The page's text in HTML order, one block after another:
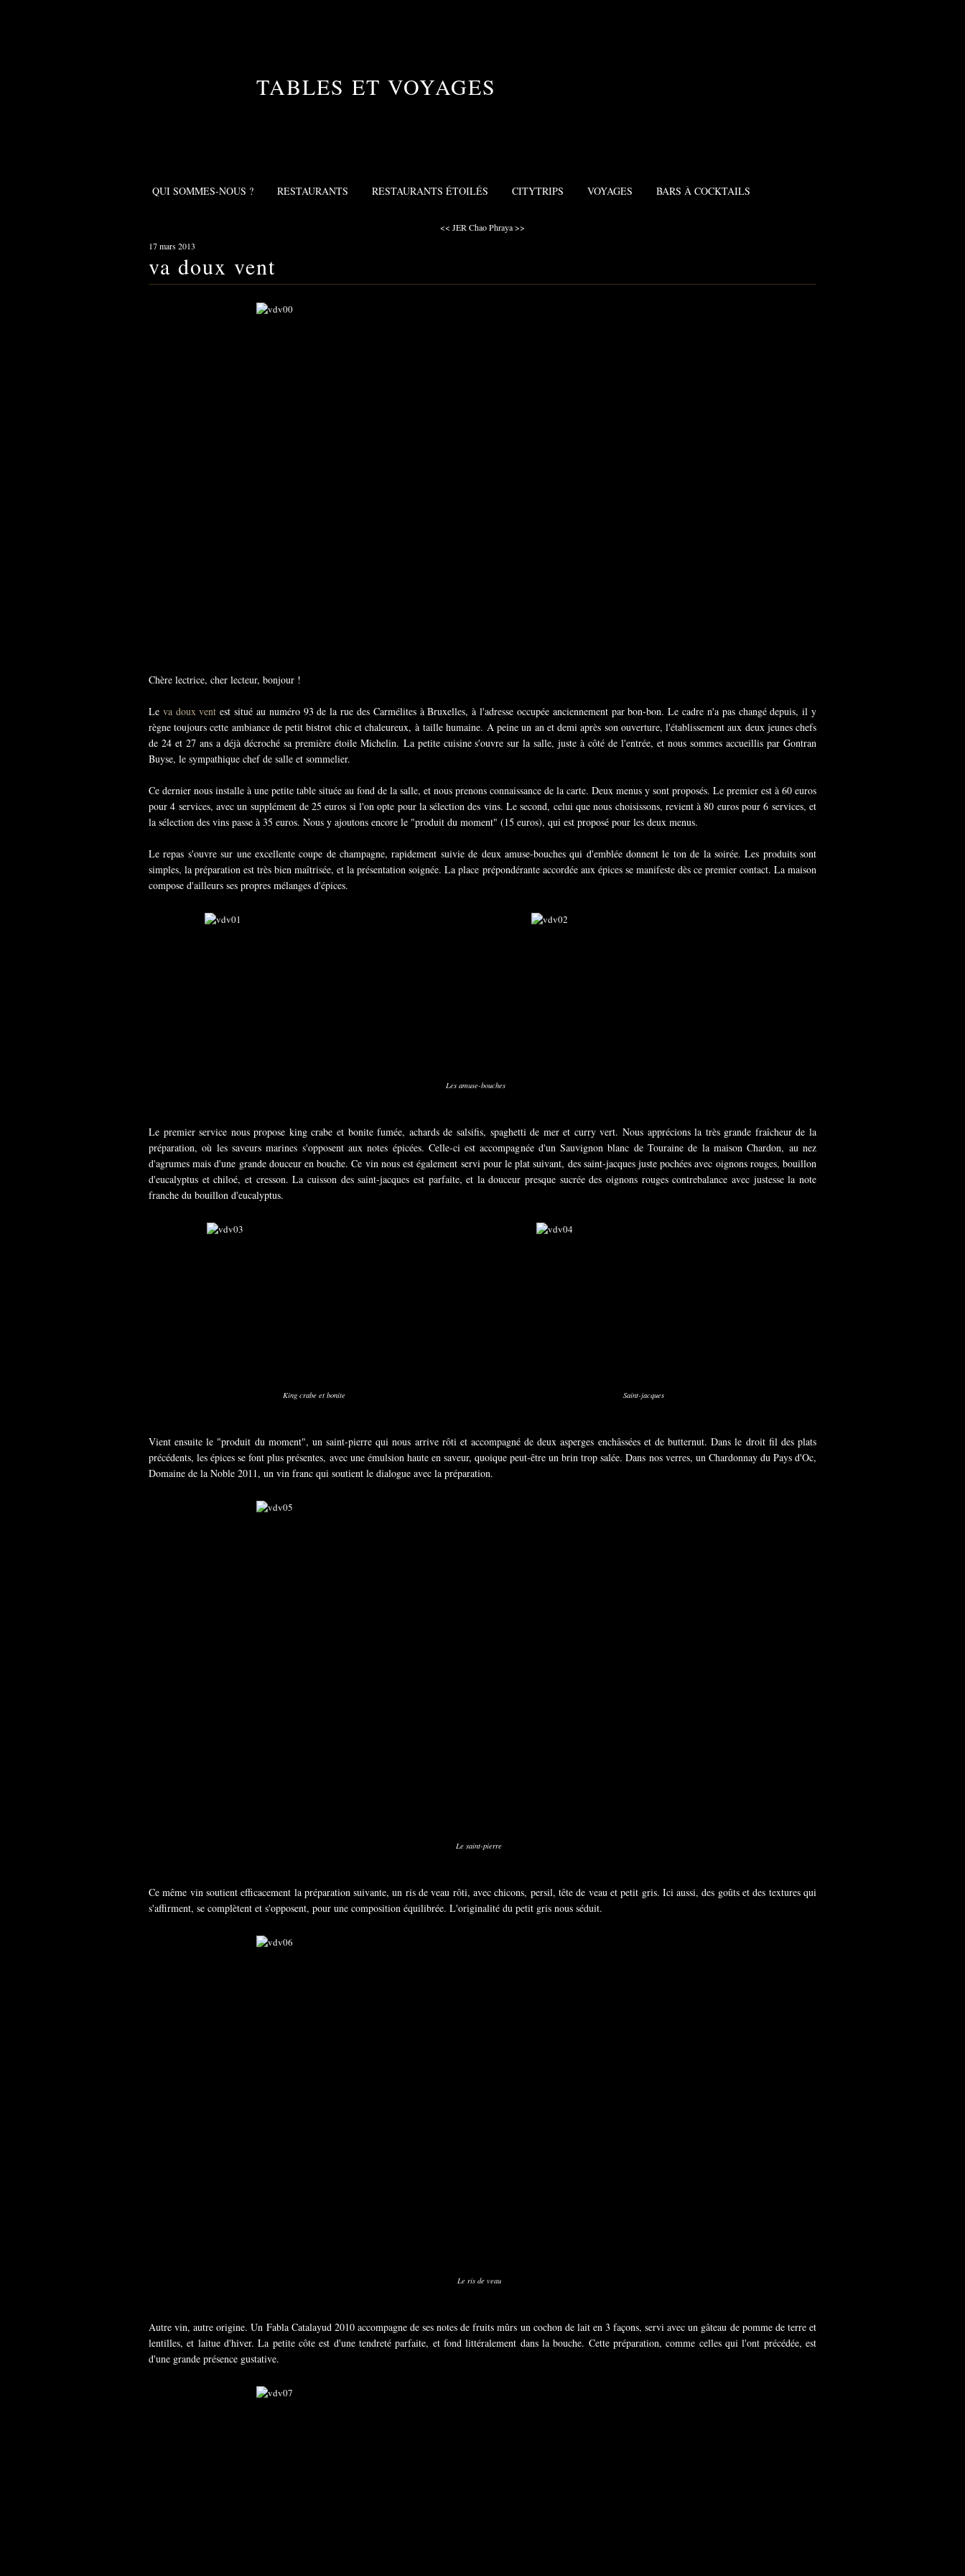
TABLES ET VOYAGES
QUI SOMMES-NOUS ? RESTAURANTS RESTAURANTS ÉTOILÉS CITYTRIPS VOYAGES BARS À COCKTAILS
<< JER Chao Phraya >>
17 mars 2013
va doux vent
Chère lectrice, cher lecteur, bonjour !
Le va doux vent est situé au numéro 93 de la rue des Carmélites à Bruxelles, à l'adresse occupée anciennement par bon-bon. Le cadre n'a pas changé depuis, il y
règne toujours cette ambiance de petit bistrot chic et chaleureux, à taille humaine. A peine un an et demi après son ouverture, l'établissement aux deux jeunes chefs
de 24 et 27 ans a déjà décroché sa première étoile Michelin. La petite cuisine s'ouvre sur la salle, juste à côté de l'entrée, et nous sommes accueillis par Gontran
Buyse, le sympathique chef de salle et sommelier.
Ce dernier nous installe à une petite table située au fond de la salle, et nous prenons connaissance de la carte. Deux menus y sont proposés. Le premier est à 60 euros
pour 4 services, avec un supplément de 25 euros si l'on opte pour la sélection des vins. Le second, celui que nous choisissons, revient à 80 euros pour 6 services, et
la sélection des vins passe à 35 euros. Nous y ajoutons encore le "produit du moment" (15 euros), qui est proposé pour les deux menus.
Le repas s'ouvre sur une excellente coupe de champagne, rapidement suivie de deux amuse-bouches qui d'emblée donnent le ton de la soirée. Les produits sont
simples, la préparation est très bien maîtrisée, et la présentation soignée. La place prépondérante accordée aux épices se manifeste dès ce premier contact. La maison
compose d'ailleurs ses propres mélanges d'épices.
Les amuse-bouches
Le premier service nous propose king crabe et bonite fumée, achards de salsifis, spaghetti de mer et curry vert. Nous apprécions la très grande fraîcheur de la
préparation, où les saveurs marines s'opposent aux notes épicées. Celle-ci est accompagnée d'un Sauvignon blanc de Touraine de la maison Chardon, au nez
d'agrumes mais d'une grande douceur en bouche. Ce vin nous est également servi pour le plat suivant, des saint-jacques juste pochées avec oignons rouges, bouillon
d'eucalyptus et chiloé, et cresson. La cuisson des saint-jacques est parfaite, et la douceur presque sucrée des oignons rouges contrebalance avec justesse la note
franche du bouillon d'eucalyptus.
King crabe et bonite Saint-jacques
Vient ensuite le "produit du moment", un saint-pierre qui nous arrive rôti et accompagné de deux asperges enchâssées et de butternut. Dans le droit fil des plats
précédents, les épices se font plus présentes, avec une émulsion haute en saveur, quoique peut-être un brin trop salée. Dans nos verres, un Chardonnay du Pays d'Oc,
Domaine de la Noble 2011, un vin franc qui soutient le dialogue avec la préparation.
Le saint-pierre
Ce même vin soutient efficacement la préparation suivante, un ris de veau rôti, avec chicons, persil, tête de veau et petit gris. Ici aussi, des goûts et des textures qui
s'affirment, se complètent et s'opposent, pour une composition équilibrée. L'originalité du petit gris nous séduit.
Le ris de veau
Autre vin, autre origine. Un Fabla Catalayud 2010 accompagne de ses notes de fruits mûrs un cochon de lait en 3 façons, servi avec un gâteau de pomme de terre et
lentilles, et laitue d'hiver. La petite côte est d'une tendreté parfaite, et fond littéralement dans la bouche. Cette préparation, comme celles qui l'ont précédée, est
d'une grande présence gustative.